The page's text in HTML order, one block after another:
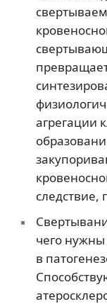
агрегации
следствие,
чего
в